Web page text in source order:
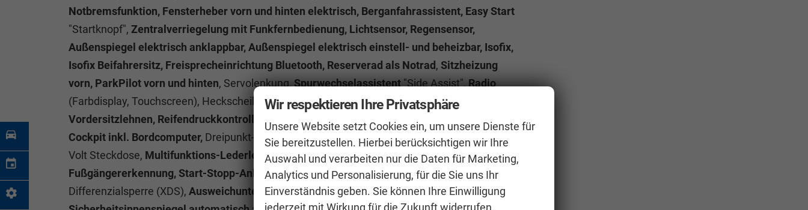
Notbremsfunktion, Fensterheber vorn und hinten elektrisch, Berganfahrassistent, Easy Start
"Startknopf", Zentralverriegelung mit Funkfernbedienung, Lichtsensor, Regensensor,
Außenspiegel elektrisch anklappbar, Außenspiegel elektrisch einstell- und beheizbar, Isofix,
Isofix Beifahrersitz, Freisprecheinrichtung Bluetooth, Reserverad als Notrad, Sitzheizung
vorn, ParkPilot vorn und hinten, Servolenkung,Spurwechselassistent"Side Assist",Radio
(Farbdisplay, Touchscreen), Heckscheiben Wisch-Waschanlage,Lendenwirbelstütze für die
Vordersitzlehnen, Reifendruckkontrolle, Verkehrszeichenerkennung
, Kopfstützen,
Virtual
Cockpit inkl. Bordcomputer, Dreipunkt-Sicherheitsgurte, Wegfahrsperre, Scheibenbremsen, 12
Volt Steckdose, Multifunktions-Lederlenkrad mit Schaltwippen für DSG Getriebe,
Fußgängererkennung, Start-Stopp-Anlage, ABS, ASR, ESP, Radfahrererkennung,
Differenzialsperre (XDS), Ausweichunterstützung mit Abbiegeassistent,
Wir respektieren Ihre Privatsphäre
Unsere Website setzt Cookies ein, um unsere Dienste für
Sie bereitzustellen. Hierbei berücksichtigen wir Ihre
Auswahl und verarbeiten nur die Daten für Marketing,
Analytics und Personalisierung, für die Sie uns Ihr
Einverständnis geben. Sie können Ihre Einwilligung
jederzeit mit Wirkung für die Zukunft widerrufen.